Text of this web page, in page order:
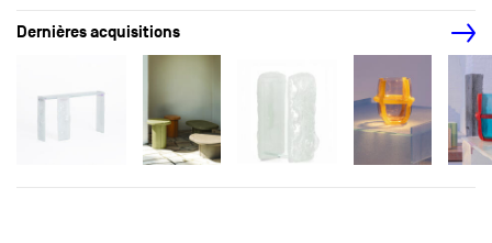
Dernières acquisitions